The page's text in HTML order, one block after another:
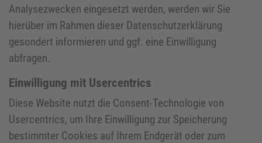
Analysezwecken eingesetzt werden, werden wir Sie
hierüber im Rahmen dieser Datenschutzerklärung
gesondert informieren und ggf. eine Einwilligung
abfragen.
Einwilligung mit Usercentrics
Diese Website nutzt die Consent-Technologie von
Usercentrics, um Ihre Einwilligung zur Speicherung
bestimmter Cookies auf Ihrem Endgerät oder zum